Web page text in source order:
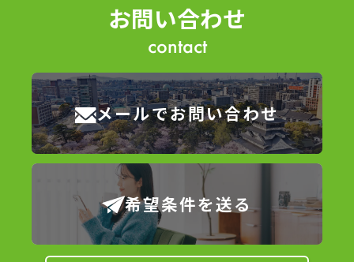
お問い合わせ
contact
メールでお問い合わせ
希望条件を送る